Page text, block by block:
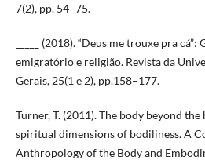
7(2), pp. 54–75.
_____ (2018). “Deus me trouxe pra
emigratório e religião. Revista da
Gerais, 25(1 e 2), pp.158–177.
Turner, T. (2011). The body beyond
spiritual dimensions of bodiliness. A
Anthropology of the Body and